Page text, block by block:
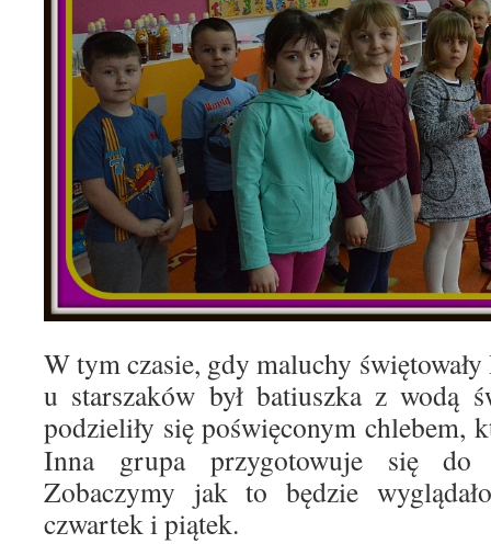
W tym czasie, gdy maluchy
u starszaków był batiuszka z wodą
podzieliły się poświęconym chlebem,
Inna grupa przygotowuje się do
Zobaczymy jak to będzie
czwartek i piątek.